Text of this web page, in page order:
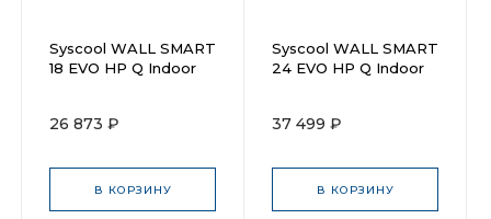
Syscool WALL SMART
18 EVO HP Q Indoor
26 873 ₽
В КОРЗИНУ
Syscool WALL SMART
24 EVO HP Q Indoor
37 499 ₽
В КОРЗИНУ